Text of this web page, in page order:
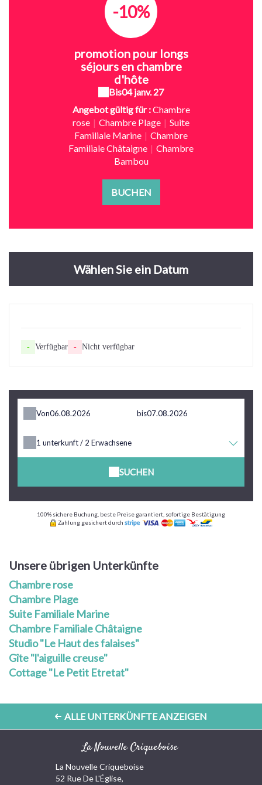
-10%
promotion pour longs
séjours en chambre
d'hôte
Bis04 janv. 27
Angebot gültig für :Chambre
rose | Chambre Plage | Suite
Familiale Marine | Chambre
Familiale Châtaigne | Chambre
Bambou
BUCHEN
Wählen Sie ein Datum
- Verfügbar - Nicht verfügbar
Von bis
1 unterkunft / 2 Erwachsene
SUCHEN
100% sichere Buchung, beste Preise garantiert, sofortige Bestätigung
Zahlung gesichert durch
Unsere übrigen Unterkünfte
Chambre rose
Chambre Plage
Suite Familiale Marine
Chambre Familiale Châtaigne
Studio "Le Haut des falaises"
Gîte "l'aiguille creuse"
Cottage "Le Petit Etretat"
ALLE UNTERKÜNFTE ANZEIGEN
La Nouvelle Criqueboise
La Nouvelle Criqueboise
52 Rue De L'Église,